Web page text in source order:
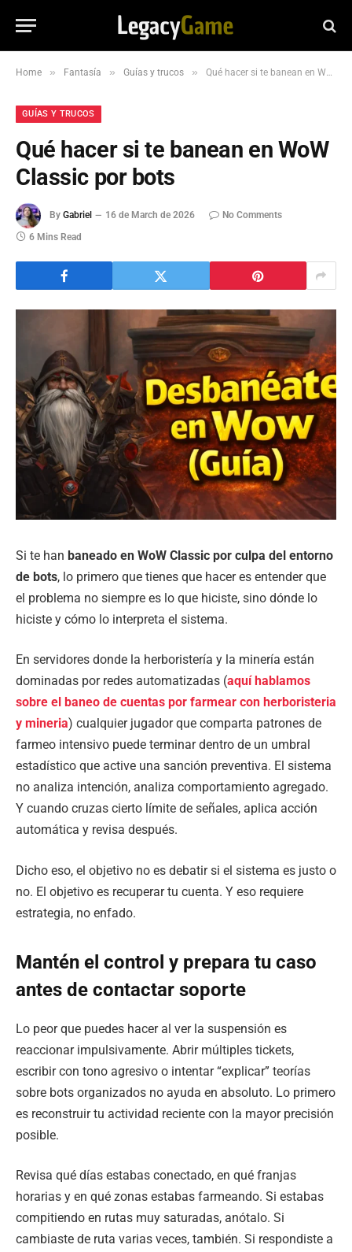
Home » Fantasía » Guías y trucos » Qué hacer si te banean en WoW Classic por bots
GUÍAS Y TRUCOS
Qué hacer si te banean en WoW
Classic por bots
By Gabriel 16 de March de 2026
No Comments
6 Mins Read
Si te han baneado en WoW Classic por culpa del entorno
de bots, lo primero que tienes que hacer es entender que
el problema no siempre es lo que hiciste, sino dónde lo
hiciste y cómo lo interpreta el sistema.
En servidores donde la herboristería y la minería están
dominadas por redes automatizadas (aquí hablamos
sobre el baneo de cuentas por farmear con herboristeria
y mineria) cualquier jugador que comparta patrones de
farmeo intensivo puede terminar dentro de un umbral
estadístico que active una sanción preventiva. El sistema
no analiza intención, analiza comportamiento agregado.
Y cuando cruzas cierto límite de señales, aplica acción
automática y revisa después.
Dicho eso, el objetivo no es debatir si el sistema es justo o
no. El objetivo es recuperar tu cuenta. Y eso requiere
estrategia, no enfado.
Mantén el control y prepara tu caso
antes de contactar soporte
Lo peor que puedes hacer al ver la suspensión es
reaccionar impulsivamente. Abrir múltiples tickets,
escribir con tono agresivo o intentar “explicar” teorías
sobre bots organizados no ayuda en absoluto. Lo primero
es reconstruir tu actividad reciente con la mayor precisión
posible.
Revisa qué días estabas conectado, en qué franjas
horarias y en qué zonas estabas farmeando. Si estabas
compitiendo en rutas muy saturadas, anótalo. Si
cambiaste de ruta varias veces, también. Si respondiste a